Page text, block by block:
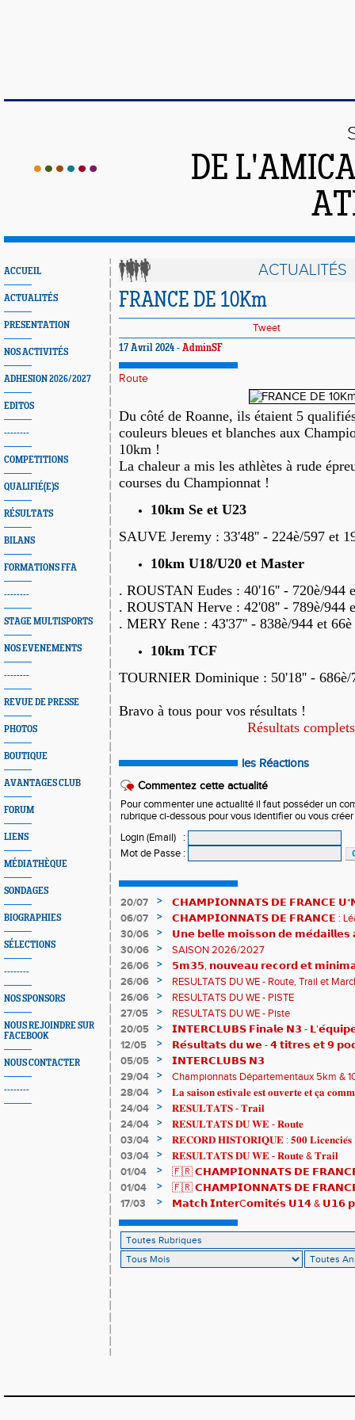
DE
ACCUEIL
ACTUALITÉS
PRESENTATION
NOS ACTIVITÉS
ADHESION 2026/2027
EDITOS
--------
COMPETITIONS
QUALIFIÉ(E)S
RÉSULTATS
BILANS
FORMATIONS FFA
--------
STAGE MULTISPORTS
NOS EVENEMENTS
--------
REVUE DE PRESSE
PHOTOS
BOUTIQUE
AVANTAGES CLUB
FORUM
LIENS
MÉDIATHÈQUE
SONDAGES
BIOGRAPHIES
SÉLECTIONS
--------
NOS SPONSORS
NOUS REJOINDRE SUR
FACEBOOK
NOUS CONTACTER
--------
ACTUALITÉS
FRANCE DE 10Km
Tweet
17 Avril 2024 - AdminSF
Route
Du côté de Roanne, ils étaient 5
couleurs bleues et blanches aux
10km !
La chaleur a mis les athlètes à rude
courses du Championnat !
10km Se et U23
SAUVE Jeremy : 33'48'' - 224è/597 et
10km U18/U20 et Master
. ROUSTAN Eudes : 40'16'' - 720è/944
. ROUSTAN Herve : 42'08'' - 789è/944
. MERY Rene : 43'37'' - 838è/944 et
10km TCF
TOURNIER Dominique : 50'18'' - 686è/
Bravo à tous pour vos résultats !
Résultats complets
les Réactions
Commentez cette actualité
Pour commenter une actualité il faut posséder un
rubrique ci-dessous pour vous identifier ou vous
Login (Email)
:
Mot de Passe :
20/07 >
𝗖𝗛𝗔𝗠𝗣𝗜𝗢𝗡𝗡𝗔𝗧𝗦 𝗗𝗘 𝗙𝗥𝗔𝗡𝗖𝗘
𝗵𝗶𝘀𝘁𝗼𝗿𝗶𝗾𝘂𝗲𝘀 !
06/07 >
𝗖𝗛𝗔𝗠𝗣𝗜𝗢𝗡𝗡𝗔𝗧𝗦 𝗗𝗘 𝗙𝗥𝗔𝗡𝗖𝗘 : Léane
83è !
30/06 >
𝗨𝗻𝗲 𝗯𝗲𝗹𝗹𝗲 𝗺𝗼𝗶𝘀𝘀𝗼𝗻 𝗱𝗲
𝗔𝗨𝗥𝗔 !
30/06 >
SAISON 2026/2027
26/06
>
𝟱𝗺𝟯𝟱, 𝗻𝗼𝘂𝘃𝗲𝗮𝘂 𝗿𝗲𝗰𝗼𝗿𝗱 𝗲𝘁
𝗖𝗵𝗮𝗺𝗽𝗶𝗼𝗻𝗻𝗮𝘁𝘀 𝗱𝘂 𝗠𝗼𝗻𝗱𝗲 𝗨𝟮𝟬
26/06 >
RESULTATS DU WE - Route, Trail et
26/06
>
RESULTATS DU WE - PISTE
27/05
>
RESULTATS DU WE - Piste
20/05
>
𝗜𝗡𝗧𝗘𝗥𝗖𝗟𝗨𝗕𝗦 𝗙𝗶𝗻𝗮𝗹𝗲 𝗡𝟯 -
𝟯𝟮𝟰𝟮𝟳𝗽𝘁𝘀
12/05 >
𝗥𝗲́𝘀𝘂𝗹𝘁𝗮𝘁𝘀 𝗱𝘂 𝘄𝗲 - 𝟰 𝘁𝗶𝘁𝗿𝗲𝘀 𝗲𝘁 𝟵
05/05
>
𝗜𝗡𝗧𝗘𝗥𝗖𝗟𝗨𝗕𝗦 𝗡𝟯
29/04
>
Championnats Départementaux 5km &
de bronze et un max de plaisir pour tous !
28/04 >
𝐋𝐚 𝐬𝐚𝐢𝐬𝐨𝐧 𝐞𝐬𝐭𝐢𝐯𝐚𝐥𝐞 𝐞𝐬𝐭 𝐨𝐮𝐯𝐞𝐫𝐭𝐞 𝐞𝐭 𝐜̧𝐚
24/04
>
𝐑𝐄𝐒𝐔𝐋𝐓𝐀𝐓𝐒 - 𝐓𝐫𝐚𝐢𝐥
24/04
>
𝐑𝐄𝐒𝐔𝐋𝐓𝐀𝐓𝐒 𝐃𝐔 𝐖𝐄 - 𝐑𝐨𝐮𝐭𝐞
03/04
>
𝐑𝐄𝐂𝐎𝐑𝐃 𝐇𝐈𝐒𝐓𝐎𝐑𝐈𝐐𝐔𝐄 : 𝟓𝟎𝟎 𝐋𝐢𝐜𝐞𝐧𝐜𝐢𝐞́𝐬
03/04
>
𝐑𝐄𝐒𝐔𝐋𝐓𝐀𝐓𝐒 𝐃𝐔 𝐖𝐄 - 𝐑𝐨𝐮𝐭𝐞 & 𝐓𝐫𝐚𝐢𝐥
01/04
>
🇫🇷 𝗖𝗛𝗔𝗠𝗣𝗜𝗢𝗡𝗡𝗔𝗧𝗦 𝗗𝗘 𝗙𝗥𝗔𝗡𝗖𝗘
résultats
01/04 >
🇫🇷 𝗖𝗛𝗔𝗠𝗣𝗜𝗢𝗡𝗡𝗔𝗧𝗦 𝗗𝗘 𝗙𝗥𝗔𝗡𝗖𝗘
𝒕𝒓𝒂𝒊𝒍𝒆𝒖𝒓𝒔 𝒓𝒂𝒎𝒆̀𝒏𝒆𝒏𝒕 4 𝒎𝒆́𝒅𝒂𝒊𝒍𝒍𝒆𝒔 !
17/03 >
𝗠𝗮𝘁𝗰𝗵 𝗜𝗻𝘁𝗲𝗿C𝗼𝗺𝗶𝘁𝗲́𝘀 𝗨𝟭𝟰 & 𝗨𝟭𝟲